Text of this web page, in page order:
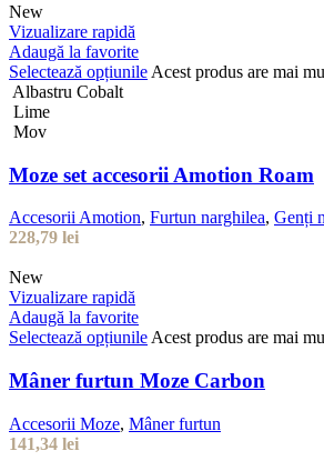
New
Vizualizare rapidă
Adaugă la favorite
Selectează opțiunile Acest produs are mai
Albastru Cobalt
Lime
Mov
Moze set accesorii Amotion Roam
Accesorii Amotion, Furtun narghilea, Genți
228,79 lei
New
Vizualizare rapidă
Adaugă la favorite
Selectează opțiunile Acest produs are mai
Mâner furtun Moze Carbon
Accesorii Moze, Mâner furtun
141,34 lei